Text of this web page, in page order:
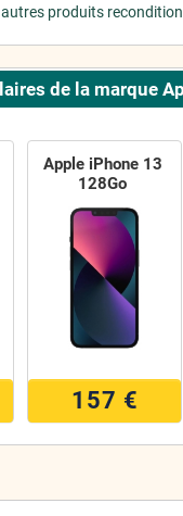
produits
de la marque
Apple iPhone 13
128Go
157 €